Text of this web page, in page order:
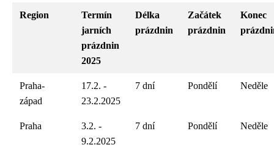
Region
Termín
jarních
prázdnin
2025
Délka
prázdnin
Začátek
prázdnin
Konec
Praha-
západ
17.2. -
23.2.2025
7 dní Pondělí Neděle
Praha
3.2. -
9.2.2025
7 dní Pondělí Neděle